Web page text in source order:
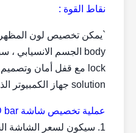
نقاط القوة :
`يمكن تخصيص لون المظهر
body الجسم الانسيابي ، سبائك الألومنيوم الفضة مشرق ، تصميم جميل وأنيق and
lock مع قفل أمان وتصميم أمان مضاد للسرقة ، تتيح لك الشعور براحة أكبر في الأماكن العامة
solution جهاز الكمبيوتر الذي يعمل على حل الجهاز بالكامل وأندرويد اختياريان
عملية تخصيص شاشة LCD bar:
1. سيكون لسعر الشاشة الشريطية أسعار مختلفة بأحجام مختلفة وإصدارات مختلفة.